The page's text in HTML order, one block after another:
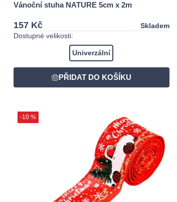
Vánoční stuha NATURE 5cm x 2m
157 Kč
Skladem
Dostupné velikosti:
Univerzální
-10 %